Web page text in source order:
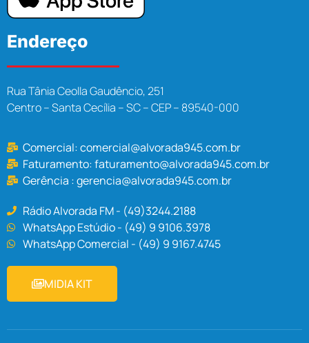
Endereço
Rua Tânia Ceolla Gaudêncio, 251
Centro – Santa Cecília – SC – CEP – 89540-000
Comercial:comercial@alvorada945.com.br
Faturamento:faturamento@alvorada945.com.br
Gerência :gerencia@alvorada945.com.br
Rádio Alvorada FM - (49)3244.2188
WhatsApp Estúdio - (49) 9 9106.3978
WhatsApp Comercial - (49) 9 9167.4745
MIDIA KIT